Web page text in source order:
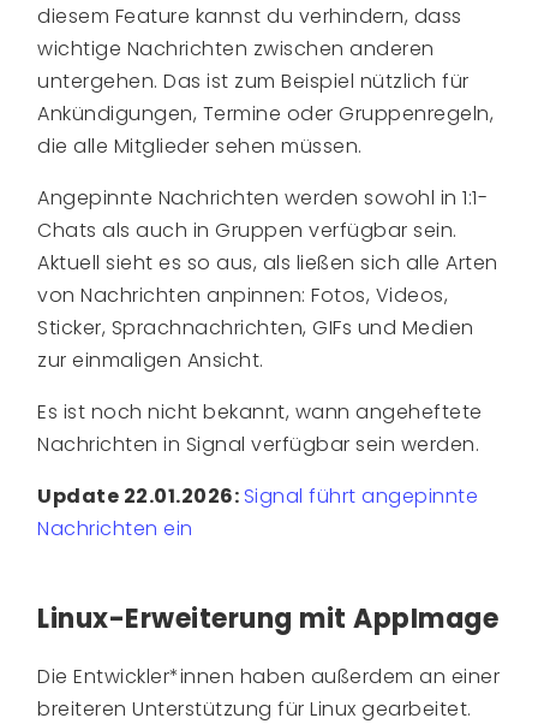
diesem Feature kannst du verhindern, dass
wichtige Nachrichten zwischen anderen
untergehen. Das ist zum Beispiel nützlich für
Ankündigungen, Termine oder Gruppenregeln,
die alle Mitglieder sehen müssen.
Angepinnte Nachrichten werden sowohl in 1:1-
Chats als auch in Gruppen verfügbar sein.
Aktuell sieht es so aus, als ließen sich alle Arten
von Nachrichten anpinnen: Fotos, Videos,
Sticker, Sprachnachrichten, GIFs und Medien
zur einmaligen Ansicht.
Es ist noch nicht bekannt, wann angeheftete
Nachrichten in Signal verfügbar sein werden.
Update 22.01.2026: Signal führt angepinnte
Nachrichten ein
Linux-Erweiterung mit AppImage
Die Entwickler*innen haben außerdem an einer
breiteren Unterstützung für Linux gearbeitet.